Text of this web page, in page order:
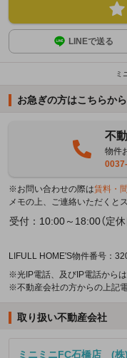
LINEで送る
ミ
お急ぎの方はこちらから
不
物件
※お問い合わせの際は賃料・
メモの上、ご連絡いただくと
受付：10:00～18:00（定休
LIFULL HOME'S物件番号：
※光IP電話、及びIP電話からは
※不動産会社の方からの上記
取り扱い不動産会社
ミニミニFC石橋店 (株